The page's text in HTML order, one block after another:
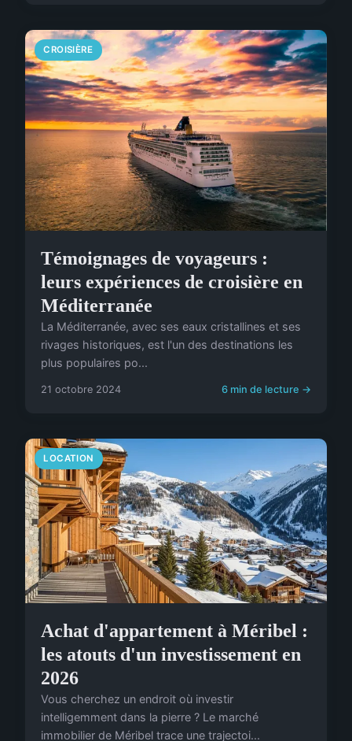
CROISIÈRE
Témoignages de voyageurs :
leurs expériences de croisière en
Méditerranée
La Méditerranée, avec ses eaux cristallines et ses
rivages historiques, est l'un des destinations les
plus populaires po...
21 octobre 2024 6 min de lecture →
LOCATION
Achat d'appartement à Méribel :
les atouts d'un investissement en
2026
Vous cherchez un endroit où investir
intelligemment dans la pierre ? Le marché
immobilier de Méribel trace une trajectoi...